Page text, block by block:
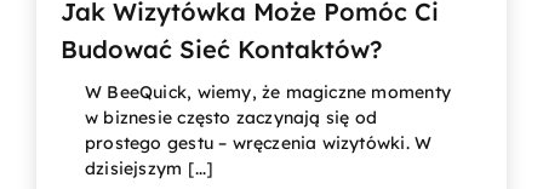
Jak Wizytówka Może Pomóc Ci
Budować Sieć Kontaktów?
W BeeQuick, wiemy, że magiczne momenty
w biznesie często zaczynają się od
prostego gestu – wręczenia wizytówki. W
dzisiejszym [...]